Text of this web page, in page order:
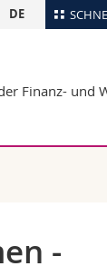
Ortsplan
Webmail
DE
Finanz- und
-